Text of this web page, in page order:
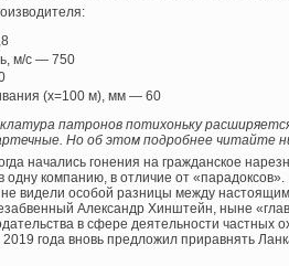
м/с — 750
(х=100 м), мм — 60
патронов потихоньку
Но об этом подробнее читайте
начались гонения на гражданское
одну компанию, в отличие от
не видели особой разницы между
Александр Хинштейн, ныне
в сфере деятельности частных
года вновь предложил приравнять